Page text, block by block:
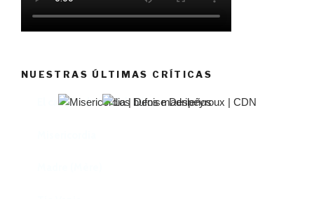
NUESTRAS ÚLTIMAS CRÍTICAS
El castillo de Lindabridis